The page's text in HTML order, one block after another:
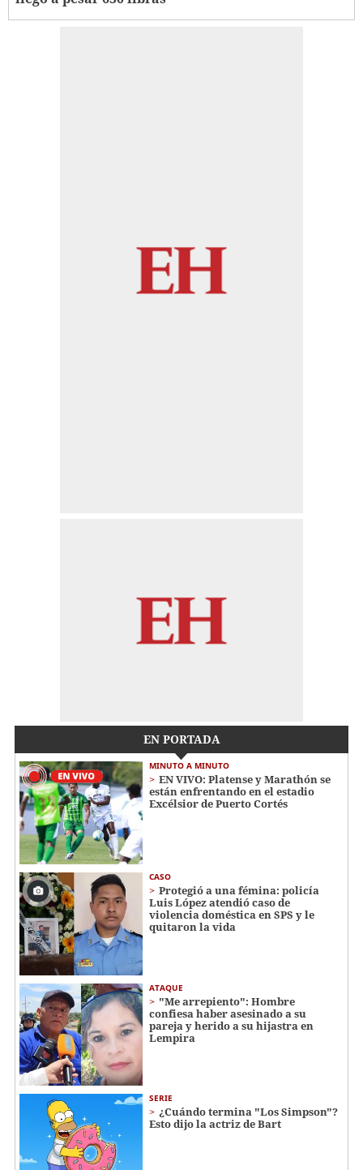
EN PORTADA
MINUTO A MINUTO
EN VIVO: Platense y Marathón se
están enfrentando en el estadio
Excélsior de Puerto Cortés
CASO
Protegió a una fémina: policía
Luis López atendió caso de
violencia doméstica en SPS y le
quitaron la vida
ATAQUE
"Me arrepiento": Hombre
confiesa haber asesinado a su
pareja y herido a su hijastra en
Lempira
SERIE
¿Cuándo termina "Los Simpson"?
Esto dijo la actriz de Bart